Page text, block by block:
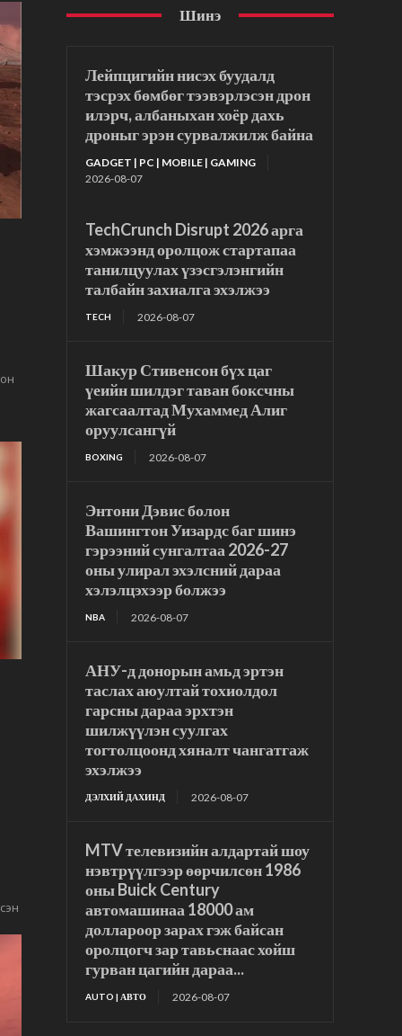
Шинэ
Лейпцигийн нисэх буудалд
тэсрэх бөмбөг тээвэрлэсэн дрон
илэрч, албаныхан хоёр дахь
дроныг эрэн сурвалжилж байна
GADGET | PC | MOBILE | GAMING
2026-08-07
TechCrunch Disrupt 2026 арга
хэмжээнд оролцож стартапаа
танилцуулах үзэсгэлэнгийн
талбайн захиалга эхэлжээ
TECH 2026-08-07
Шакур Стивенсон бүх цаг
үеийн шилдэг таван боксчны
жагсаалтад Мухаммед Алиг
оруулсангүй
BOXING 2026-08-07
Энтони Дэвис болон
Вашингтон Уизардс баг шинэ
гэрээний сунгалтаа 2026-27
оны улирал эхэлсний дараа
хэлэлцэхээр болжээ
NBA 2026-08-07
АНУ-д донорын амьд эртэн
таслах аюултай тохиолдол
гарсны дараа эрхтэн
шилжүүлэн суулгах
тогтолцоонд хяналт чангатгаж
эхэлжээ
ДЭЛХИЙ ДАХИНД 2026-08-07
MTV телевизийн алдартай шоу
нэвтрүүлгээр өөрчилсөн 1986
оны Buick Century
автомашинаа 18000 ам
доллароор зарах гэж байсан
оролцогч зар тавьснаас хойш
гурван цагийн дараа...
AUTO | АВТО 2026-08-07